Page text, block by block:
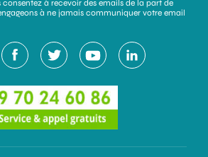
à recevoir des emails de la part de
à ne jamais communiquer votre email